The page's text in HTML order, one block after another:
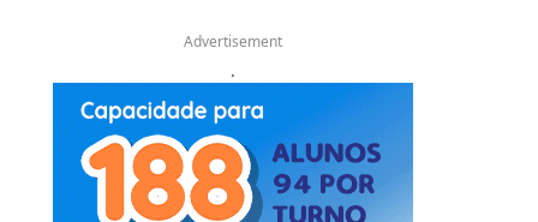
Advertisement
.